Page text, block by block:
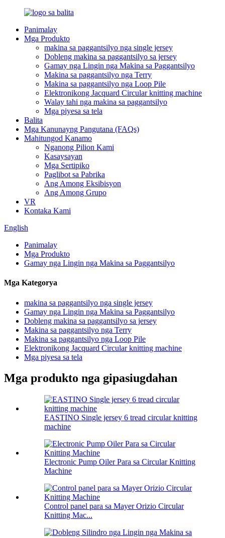
Panimalay
Mga Produkto
makina sa paggantsilyo nga single jersey
Dobleng makina sa paggantsilyo sa jersey
Gamay nga Lingin nga Makina sa Paggantsilyo
Makina sa paggantsilyo nga Terry
Makina sa paggantsilyo nga Loop Pile
Elektronikong Jacquard Circular knitting machine
Walay tahi nga makina sa paggantsilyo
Mga piyesa sa tela
Balita
Mga Kanunayng Pangutana (FAQs)
Mahitungod Kanamo
Nganong Pilion Kami
Kasaysayan
Mga Sertipiko
Paglibot sa Pabrika
Ang Among Eksibisyon
Ang Among Grupo
VR
Kontaka Kami
English
Panimalay
Mga Produkto
Gamay nga Lingin nga Makina sa Paggantsilyo
Mga Kategorya
makina sa paggantsilyo nga single jersey
Gamay nga Lingin nga Makina sa Paggantsilyo
Dobleng makina sa paggantsilyo sa jersey
Makina sa paggantsilyo nga Terry
Makina sa paggantsilyo nga Loop Pile
Elektronikong Jacquard Circular knitting machine
Mga piyesa sa tela
Mga produkto nga gipasiugdahan
EASTINO Single jersey 6 tread circular knitting
machine
Electronic Pump Oiler Para sa Circular Knitting
Machine
Control panel para sa Mayer Orizio Circular
Knitting Mac...